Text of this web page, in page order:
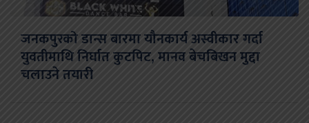
जनकपुरको डान्स बारमा यौनकार्य अस्वीकार गर्दा
युवतीमाथि निर्घात कुटपिट, मानव बेचबिखन मुद्दा
चलाउने तयारी